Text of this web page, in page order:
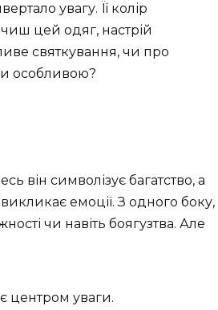
увагу. Її колір
цей одяг, настрій
святкування, чи про
особливою?
він символізує багатство, а
емоції. З одного боку,
чи навіть боягузтва. Але
центром уваги.